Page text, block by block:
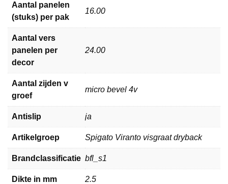
Aantal panelen
(stuks) per pak
16.00
Aantal vers
panelen per
decor
24.00
Aantal zijden v
groef
micro bevel 4v
Antislip ja
Artikelgroep Spigato Viranto visgraat dryback
Brandclassificatie bfl_s1
Dikte in mm 2.5